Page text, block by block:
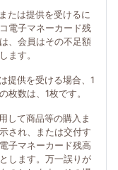
たは提供を受けるに
電子マネーカード残
、会員はその不足額
ます。
提供を受ける場合、1
枚数は、1枚です。
して商品等の購入ま
され、または交付す
子マネーカード残高
します。万一誤りが